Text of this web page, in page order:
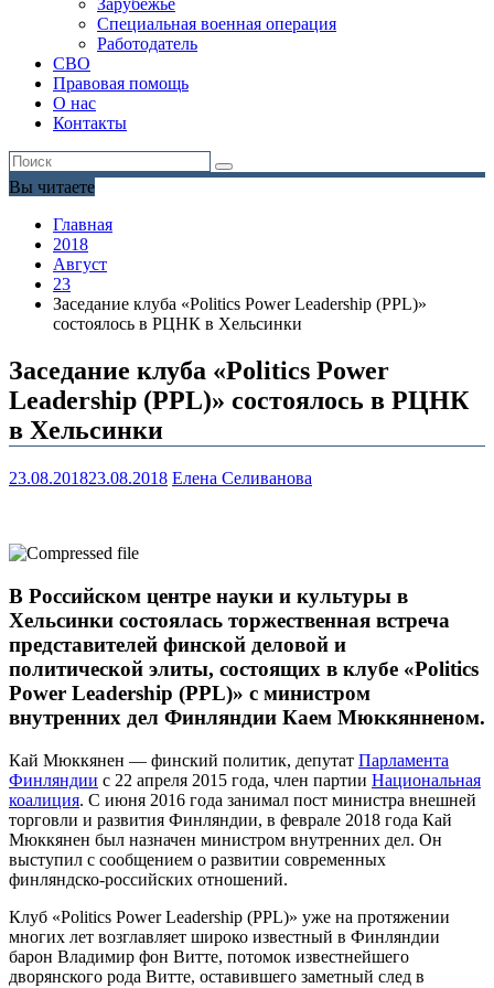
Зарубежье
Специальная военная операция
Работодатель
СВО
Правовая помощь
О нас
Контакты
Вы читаете
Главная
2018
Август
23
Заседание клуба «Politics Power Leadership (PPL)»
состоялось в РЦНК в Хельсинки
Заседание клуба «Politics Power
Leadership (PPL)» состоялось в РЦНК
в Хельсинки
23.08.201823.08.2018 Елена Селиванова
В Российском центре науки и культуры в
Хельсинки состоялась торжественная встреча
представителей финской деловой и
политической элиты, состоящих в клубе «Politics
Power Leadership (PPL)» с министром
внутренних дел Финляндии Каем Мюккянненом.
Кай Мюккянен — финский политик, депутат Парламента
Финляндии с 22 апреля 2015 года, член партии Национальная
коалиция. С июня 2016 года занимал пост министра внешней
торговли и развития Финляндии, в феврале 2018 года Кай
Мюккянен был назначен министром внутренних дел. Он
выступил с сообщением о развитии современных
финляндско-российских отношений.
Клуб «Politics Power Leadership (PPL)» уже на протяжении
многих лет возглавляет широко известный в Финляндии
барон Владимир фон Витте, потомок известнейшего
дворянского рода Витте, оставившего заметный след в